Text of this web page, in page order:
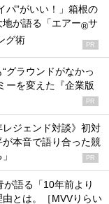
パ”がいい！」箱根の
が語る「エアー®サ
グ術 PR
グラウンドがなかっ
ーを変えた『企業版
PR
レジェンド対談》初対
本音で語り合った競
PR
語る「10年前より
とは。［MVVりらい